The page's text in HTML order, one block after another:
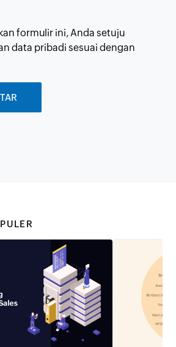
formulir ini, Anda setuju
data pribadi sesuai dengan